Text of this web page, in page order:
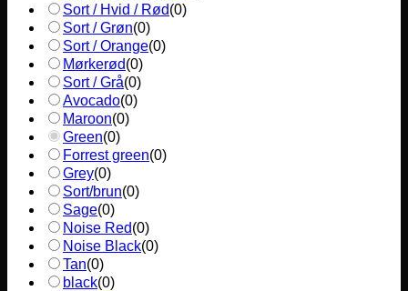
Sort / Hvid / Rød(0)
Sort / Grøn(0)
Sort / Orange(0)
Mørkerød(0)
Sort / Grå(0)
Avocado(0)
Maroon(0)
Green(0)
Forrest green(0)
Grey(0)
Sort/brun(0)
Sage(0)
Noise Red(0)
Noise Black(0)
Tan(0)
black(0)